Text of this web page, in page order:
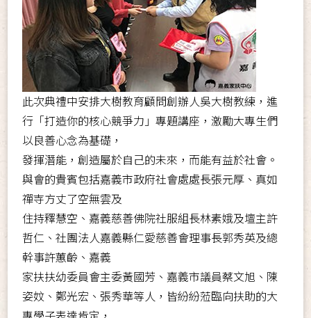
此次典禮中安排大樹教育顧問創辦人吳大樹教練，進
行「打造你的核心競爭力」專題講座，激勵大專生們
以良善心念為基礎，
發揮潛能，創造屬於自己的未來，而能有益於社會。
與會的貴賓包括嘉義市政府社會處處長張元厚、真如
禪寺方丈了空無雲及
住持釋慧空、嘉義慈善佛院社服組長林素娥及壇主許
哲仁、社團法人嘉義縣仁愛慈善會理事長郭秀英及總
幹事許蕙齡、嘉義
家扶扶幼委員會主委黃國芳、嘉義市議員蔡文旭、陳
姿妏、鄭光宏、張秀華等人，皆紛紛蒞臨向扶助的大
專學子表達肯定，